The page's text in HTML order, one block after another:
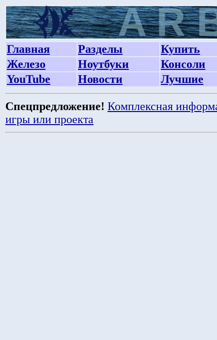
Главная Разделы
Купить
Железо
Ноутбуки
Консоли
YouTube
Новости Лучшие
Спецпредложение! Комплексная
игры или проекта